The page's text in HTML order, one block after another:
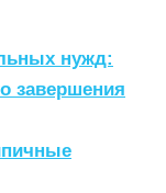
нужд:
завершения